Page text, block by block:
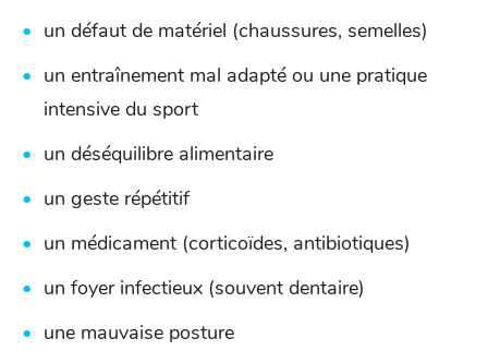
un défaut de matériel (chaussures, semelles)
un entraînement mal adapté ou une pratique
intensive du sport
un déséquilibre alimentaire
un geste répétitif
un médicament (corticoïdes, antibiotiques)
un foyer infectieux (souvent dentaire)
une mauvaise posture